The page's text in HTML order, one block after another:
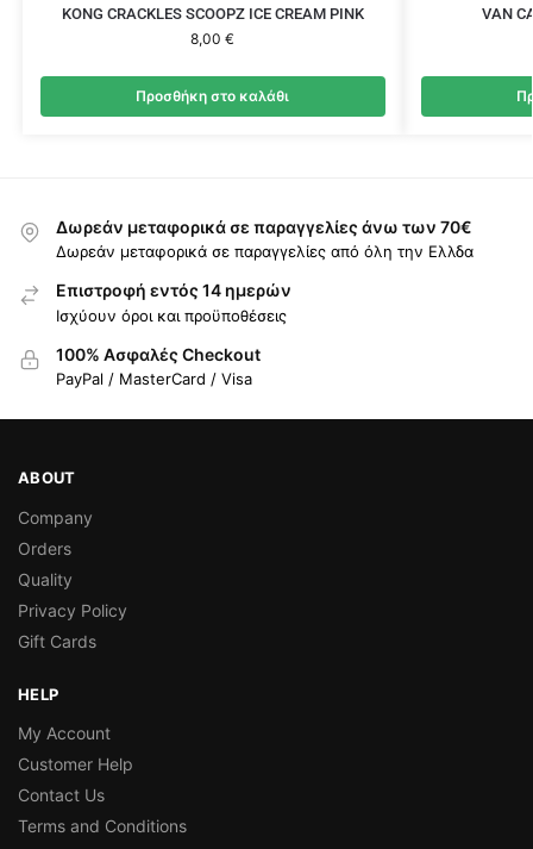
KONG CRACKLES SCOOPZ ICE CREAM PINK
8,00€
Προσθήκη στο καλάθι
VAN
Δωρεάν μεταφορικά σε παραγγελίες άνω των 70€
Δωρεάν μεταφορικά σε παραγγελίες από όλη την Ελλδα
Επιστροφή εντός 14 ημερών
Ισχύουν όροι και προϋποθέσεις
100% Ασφαλές Checkout
PayPal / MasterCard / Visa
ABOUT
Company
Orders
Quality
Privacy Policy
Gift Cards
HELP
My Account
Customer Help
Contact Us
Terms and Conditions